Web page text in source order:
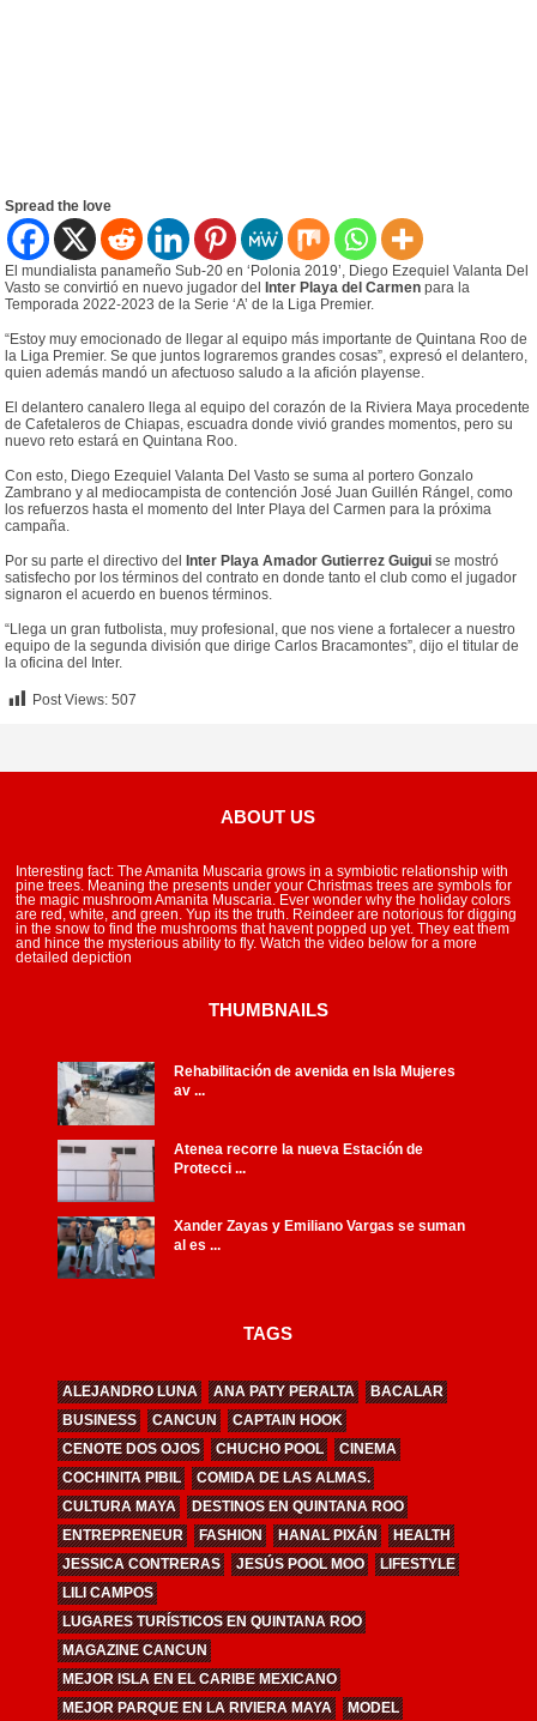
Spread the love
El mundialista panameño Sub-20 en ‘Polonia 2019’, Diego Ezequiel Valanta Del
Vasto se convirtió en nuevo jugador del
Inter Playa del Carmen para la
Temporada 2022-2023 de la Serie ‘A’ de la Liga Premier.
“Estoy muy emocionado de llegar al equipo más importante de Quintana Roo de
la Liga Premier. Se que juntos lograremos grandes cosas”, expresó el delantero,
quien además mandó un afectuoso saludo a la afición playense.
El delantero canalero llega al equipo del corazón de la Riviera Maya procedente
de Cafetaleros de Chiapas, escuadra donde vivió grandes momentos, pero su
nuevo reto estará en Quintana Roo.
Con esto, Diego Ezequiel Valanta Del Vasto se suma al portero Gonzalo
Zambrano y al mediocampista de contención José Juan Guillén Rángel, como
los refuerzos hasta el momento del Inter Playa del Carmen para la próxima
campaña.
Por su parte el directivo del Inter Playa Amador Gutierrez Guigui se mostró
satisfecho por los términos del contrato en donde tanto el club como el jugador
signaron el acuerdo en buenos términos.
“Llega un gran futbolista, muy profesional, que nos viene a fortalecer a nuestro
equipo de la segunda división que dirige Carlos Bracamontes”, dijo el titular de
la oficina del Inter.
Post Views: 507
ABOUT US
Interesting fact: The Amanita Muscaria grows in a symbiotic relationship with
pine trees. Meaning the presents under your Christmas trees are symbols for
the magic mushroom Amanita Muscaria. Ever wonder why the holiday colors
are red, white, and green. Yup its the truth. Reindeer are notorious for digging
in the snow to find the mushrooms that havent popped up yet. They eat them
and hince the mysterious ability to fly. Watch the video below for a more
detailed depiction
THUMBNAILS
Rehabilitación de avenida en Isla Mujeres
av ...
Atenea recorre la nueva Estación de
Protecci ...
Xander Zayas y Emiliano Vargas se suman
al es ...
TAGS
ALEJANDRO LUNA ANA PATY PERALTA
BACALAR
BUSINESS
CANCUN
CAPTAIN HOOK
CENOTE DOS OJOS
CHUCHO POOL
CINEMA
COCHINITA PIBIL
COMIDA DE LAS ALMAS.
CULTURA MAYA
DESTINOS EN QUINTANA ROO
ENTREPRENEUR
FASHION HANAL PIXÁN
HEALTH
JESSICA CONTRERAS
JESÚS POOL MOO
LIFESTYLE
LILI CAMPOS
LUGARES TURÍSTICOS EN QUINTANA ROO
MAGAZINE CANCUN
MEJOR ISLA EN EL CARIBE MEXICANO
MEJOR PARQUE EN LA RIVIERA MAYA
MODEL